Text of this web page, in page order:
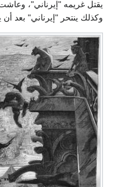
يقتل غريمه "إيرناني"،
وكذلك ينتحر "إيرناني" بعد